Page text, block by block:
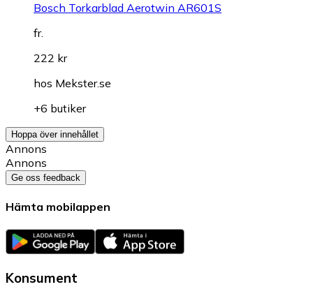
Bosch Torkarblad Aerotwin AR601S
fr.
222 kr
hos Mekster.se
+6 butiker
Hoppa över innehållet
Annons
Annons
Ge oss feedback
Hämta mobilappen
Konsument